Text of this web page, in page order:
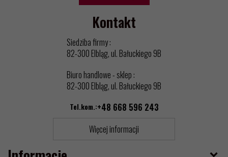
Kontakt
Siedziba firmy :
82-300 Elbląg, ul. Bałuckiego 9B
Biuro handlowe - sklep :
82-300 Elbląg, ul. Bałuckiego 9B
Tel.kom.:+48 668 596 243
Więcej informacji